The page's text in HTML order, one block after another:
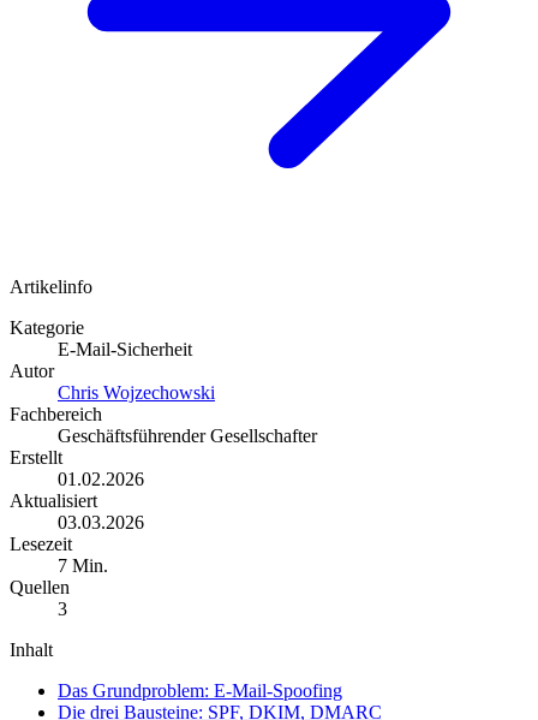
Artikelinfo
Kategorie
E-Mail-Sicherheit
Autor
Chris Wojzechowski
Fachbereich
Geschäftsführender Gesellschafter
Erstellt
01.02.2026
Aktualisiert
03.03.2026
Lesezeit
7 Min.
Quellen
3
Inhalt
Das Grundproblem: E-Mail-Spoofing
Die drei Bausteine: SPF, DKIM, DMARC